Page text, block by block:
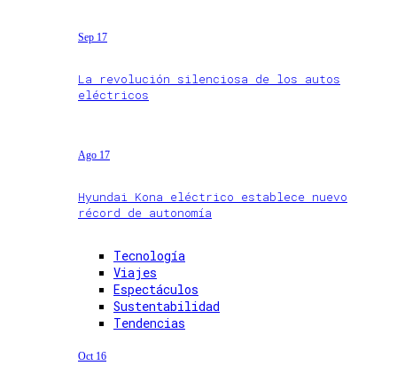
Sep 17
La revolución silenciosa de los autos
eléctricos
Ago 17
Hyundai Kona eléctrico establece nuevo
récord de autonomía
Tecnología
Viajes
Espectáculos
Sustentabilidad
Tendencias
Oct 16